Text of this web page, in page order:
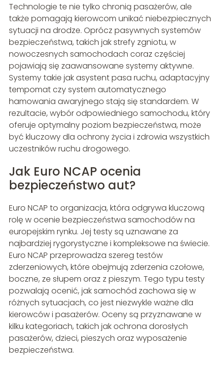
Technologie te nie tylko chronią pasażerów, ale
także pomagają kierowcom unikać niebezpiecznych
sytuacji na drodze. Oprócz pasywnych systemów
bezpieczeństwa, takich jak strefy zgniotu, w
nowoczesnych samochodach coraz częściej
pojawiają się zaawansowane systemy aktywne.
Systemy takie jak asystent pasa ruchu, adaptacyjny
tempomat czy system automatycznego
hamowania awaryjnego stają się standardem. W
rezultacie, wybór odpowiedniego samochodu, który
oferuje optymalny poziom bezpieczeństwa, może
być kluczowy dla ochrony życia i zdrowia wszystkich
uczestników ruchu drogowego.
Jak Euro NCAP ocenia
bezpieczeństwo aut?
Euro NCAP to organizacja, która odgrywa kluczową
rolę w ocenie bezpieczeństwa samochodów na
europejskim rynku. Jej testy są uznawane za
najbardziej rygorystyczne i kompleksowe na świecie.
Euro NCAP przeprowadza szereg testów
zderzeniowych, które obejmują zderzenia czołowe,
boczne, ze słupem oraz z pieszym. Tego typu testy
pozwalają ocenić, jak samochód zachowa się w
różnych sytuacjach, co jest niezwykle ważne dla
kierowców i pasażerów. Oceny są przyznawane w
kilku kategoriach, takich jak ochrona dorosłych
pasażerów, dzieci, pieszych oraz wyposażenie
bezpieczeństwa.